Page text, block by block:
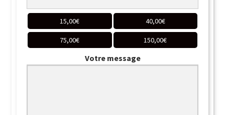
15,00€ 40,00€
75,00€ 150,00€
Votre message